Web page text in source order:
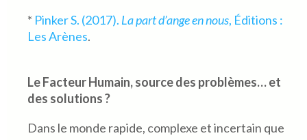
* Pinker S. (2017). La part d’ange en nous, Éditions :
Les Arènes.
Le Facteur Humain, source des problèmes… et
des solutions ?
Dans le monde rapide, complexe et incertain que